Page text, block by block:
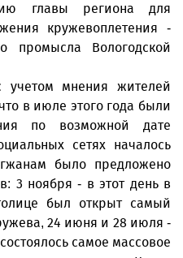
главы региона для
кружевоплетения -
промысла Вологодской
мнения жителей
в июле этого года были
по возможной дате
сетях началось
было предложено
3 ноября - в этот день в
был открыт самый
24 июня и 28 июля -
самое массовое